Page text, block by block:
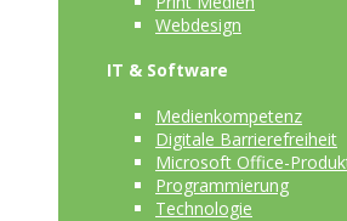
Webdesign
IT & Software
Medienkompetenz
Digitale Barrierefreiheit
Microsoft Office-
Programmierung
Technologie